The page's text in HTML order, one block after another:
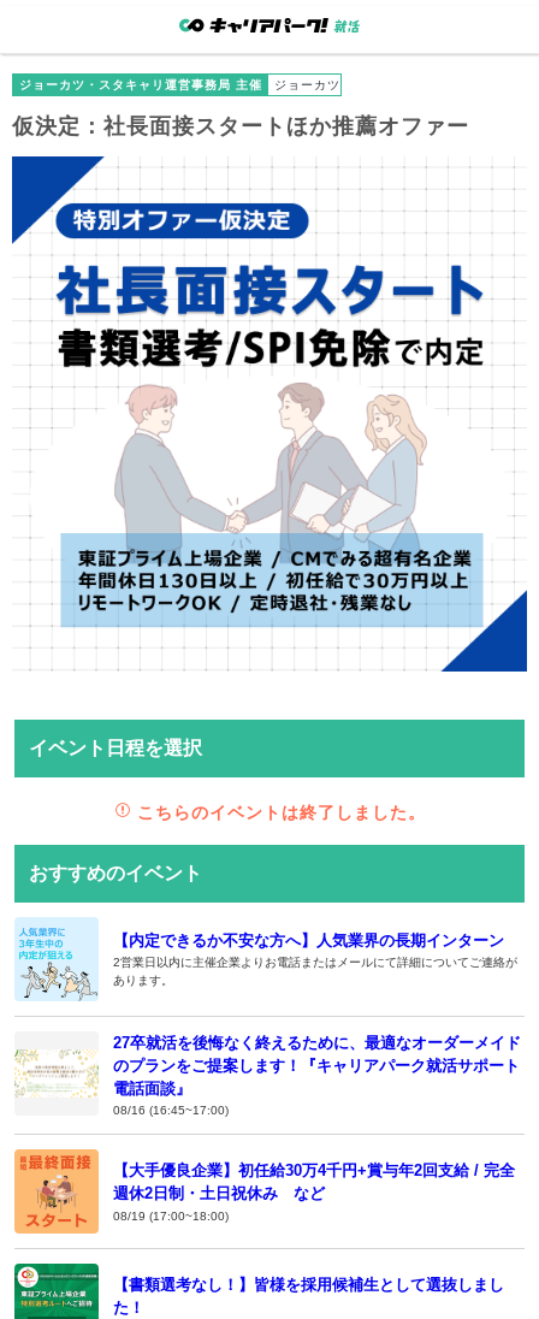
ジョーカツ・スタキャリ運営事務局 主催 ジョーカツ
仮決定：社長面接スタートほか推薦オファー
イベント日程を選択
こちらのイベントは終了しました。
おすすめのイベント
【内定できるか不安な方へ】人気業界の長期インターン
2営業日以内に主催企業よりお電話またはメールにて詳細についてご連絡が
あります。
27卒就活を後悔なく終えるために、最適なオーダーメイド
のプランをご提案します！『キャリアパーク就活サポート
電話面談』
08/16 (16:45~17:00)
【大手優良企業】初任給30万4千円+賞与年2回支給 / 完全
週休2日制・土日祝休み など
08/19 (17:00~18:00)
【書類選考なし！】皆様を採用候補生として選抜しまし
た！